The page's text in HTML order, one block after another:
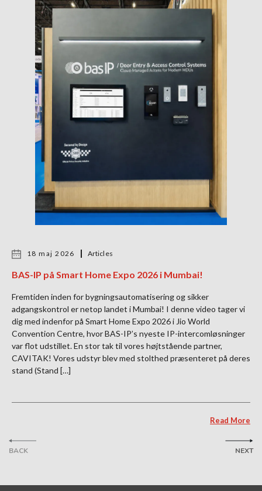
BACK
18 maj 2026 Articles
BAS-IP på Smart Home Expo 2026 i Mumbai!
Fremtiden inden for bygningsautomatisering og sikker
adgangskontrol er netop landet i Mumbai! I denne video tager vi
dig med indenfor på Smart Home Expo 2026 i Jio World
Convention Centre, hvor BAS-IP’s nyeste IP-intercomløsninger
var flot udstillet. En stor tak til vores højtstående partner,
CAVITAK! Vores udstyr blev med stolthed præsenteret på deres
stand (Stand […]
Read More
NEXT